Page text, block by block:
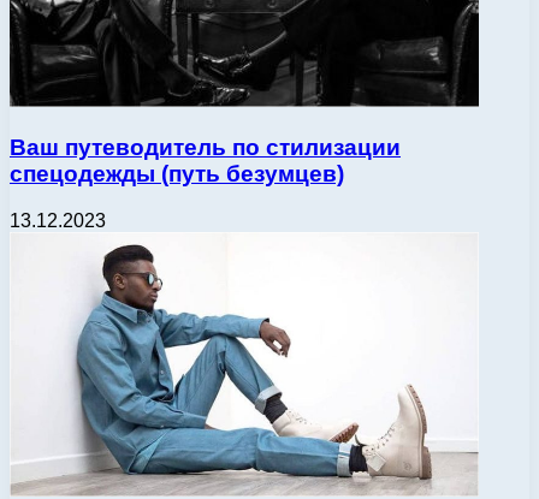
Ваш путеводитель по стилизации
спецодежды (путь безумцев)
13.12.2023